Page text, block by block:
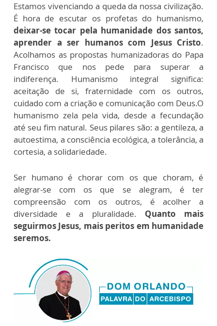
Estamos vivenciando a queda da nossa civilização.
É hora de escutar os profetas do humanismo,
deixar-se tocar pela humanidade dos santos,
aprender a ser humanos com Jesus Cristo.
Acolhamos as propostas humanizadoras do Papa
Francisco que nos pede para superar a
indiferença. Humanismo integral significa:
aceitação de si, fraternidade com os outros,
cuidado com a criação e comunicação com Deus.O
humanismo zela pela vida, desde a fecundação
até seu fim natural. Seus pilares são: a gentileza, a
autoestima, a consciência ecológica, a tolerância, a
cortesia, a solidariedade.
Ser humano é chorar com os que choram, é
alegrar-se com os que se alegram, é ter
compreensão com os outros, é acolher a
diversidade e a pluralidade. Quanto mais
seguirmos Jesus, mais peritos em humanidade
seremos.